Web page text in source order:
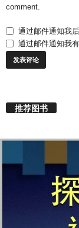
comment.
通过邮件通知我
通过邮件通知我
推荐图书